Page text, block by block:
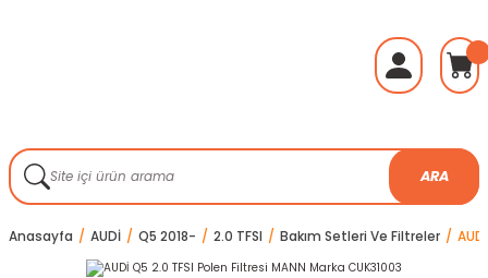
ARA
Anasayfa AUDİ Q5 2018- 2.0 TFSI Bakım Setleri Ve Filtreler